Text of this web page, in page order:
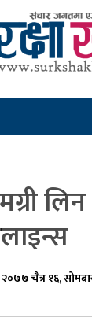
२०७७ चैत्र १६,